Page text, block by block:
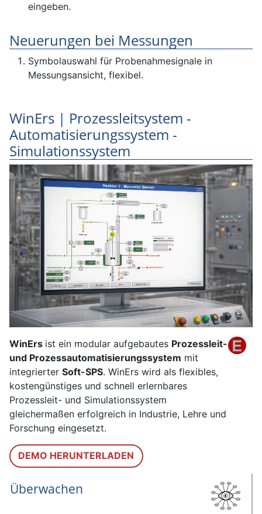
eingeben.
Neuerungen bei Messungen
Symbolauswahl für Probenahmesignale in
Messungsansicht, flexibel.
WinErs | Prozessleitsystem -
Automatisierungssystem -
Simulationssystem
WinErs ist ein modular aufgebautes Prozessleit-
und Prozessautomatisierungssystem mit
integrierter Soft-SPS. WinErs wird als flexibles,
kostengünstiges und schnell erlernbares
Prozessleit- und Simulationssystem
gleichermaßen erfolgreich in Industrie, Lehre und
Forschung eingesetzt.
DEMO HERUNTERLADEN
Überwachen